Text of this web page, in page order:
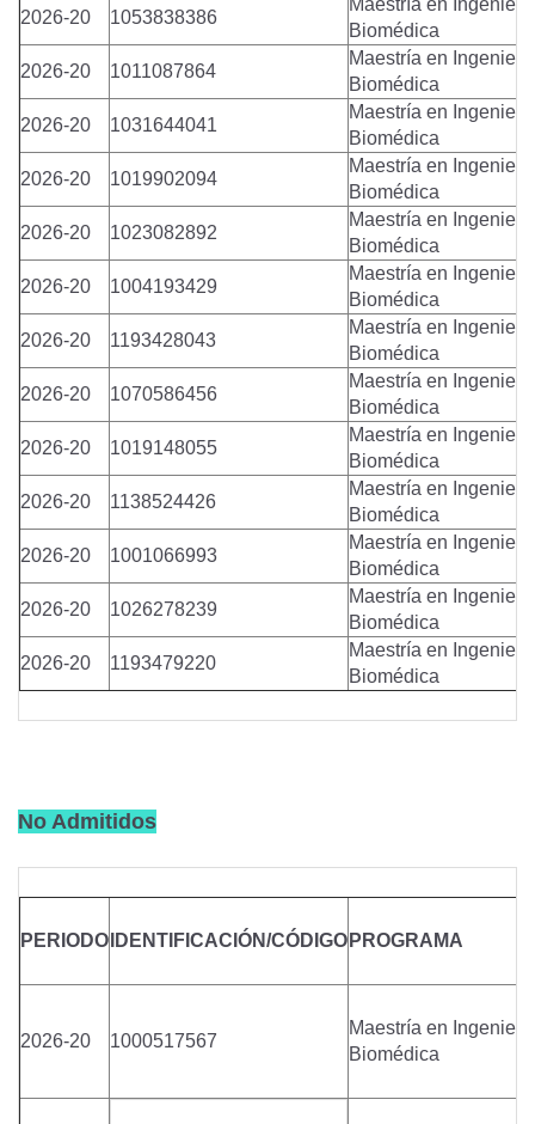
2026-20
1053838386
Maestría en
Biomédica
2026-20
1011087864
Maestría en
Biomédica
2026-20
1031644041
Maestría en
Biomédica
2026-20
1019902094
Maestría en
Biomédica
2026-20
1023082892
Maestría en
Biomédica
2026-20
1004193429
Maestría en
Biomédica
2026-20
1193428043
Maestría en
Biomédica
2026-20
1070586456
Maestría en
Biomédica
2026-20
1019148055
Maestría en
Biomédica
2026-20
1138524426
Maestría en
Biomédica
2026-20
1001066993
Maestría en
Biomédica
2026-20
1026278239
Maestría en
Biomédica
2026-20
1193479220
Maestría en
Biomédica
No Admitidos
PERIODO IDENTIFICACIÓN/CÓDIGO PROGRAMA
2026-20 1000517567
Maestría en
Biomédica